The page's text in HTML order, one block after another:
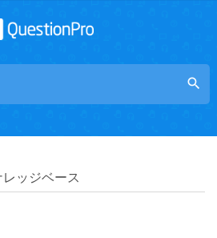
search
ッジベース